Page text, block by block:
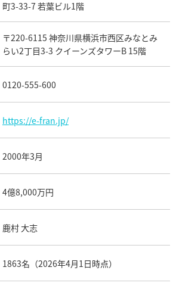
）買取
町3-33-7 若葉ビル1階
〒220-6115 神奈川県横浜市西区みなとみ
らい2丁目3-3 クイーンズタワーB 15階
0120-555-600
https://e-fran.jp/
2000年3月
4億8,000万円
鹿村 大志
1863名（2026年4月1日時点）